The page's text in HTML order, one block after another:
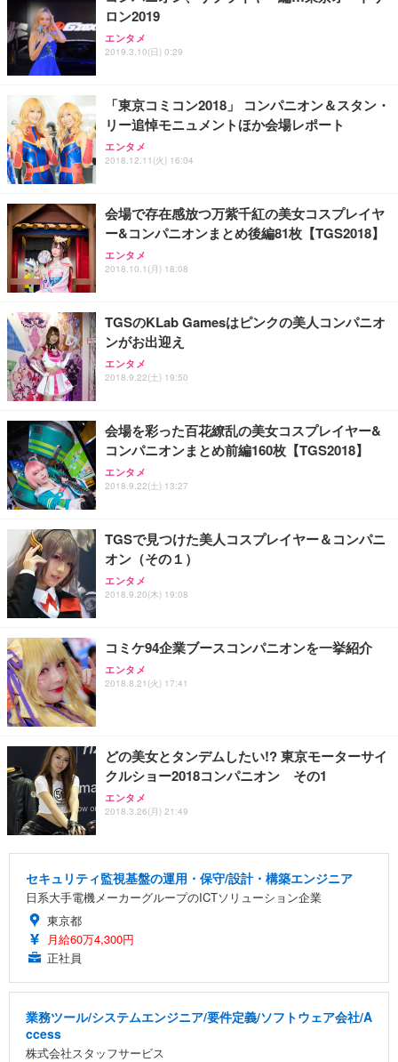
ロン2019
エンタメ
2019.3.10(日) 0:29
「東京コミコン2018」 コンパニオン＆スタン・
リー追悼モニュメントほか会場レポート
エンタメ
2018.12.11(火) 16:04
会場で存在感放つ万紫千紅の美女コスプレイヤ
ー&コンパニオンまとめ後編81枚【TGS2018】
エンタメ
2018.10.1(月) 18:08
TGSのKLab Gamesはピンクの美人コンパニオ
ンがお出迎え
エンタメ
2018.9.22(土) 19:50
会場を彩った百花繚乱の美女コスプレイヤー&
コンパニオンまとめ前編160枚【TGS2018】
エンタメ
2018.9.22(土) 13:27
TGSで見つけた美人コスプレイヤー＆コンパニ
オン（その１）
エンタメ
2018.9.20(木) 19:08
コミケ94企業ブースコンパニオンを一挙紹介
エンタメ
2018.8.21(火) 17:41
どの美女とタンデムしたい!? 東京モーターサイ
クルショー2018コンパニオン その1
エンタメ
2018.3.26(月) 21:49
セキュリティ監視基盤の運用・保守/設計・構築エンジニア
日系大手電機メーカーグループのICTソリューション企業
東京都
月給60万4,300円
正社員
業務ツール/システムエンジニア/要件定義/ソフトウェア会社/A
ccess
株式会社スタッフサービス